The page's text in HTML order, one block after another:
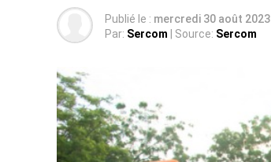
Publié le : mercredi 30 août 2023
Par: Sercom | Source: Sercom